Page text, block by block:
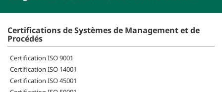
Certifications de Systèmes de Management et de
Procédés
Certification ISO 9001
Certification ISO 14001
Certification ISO 45001